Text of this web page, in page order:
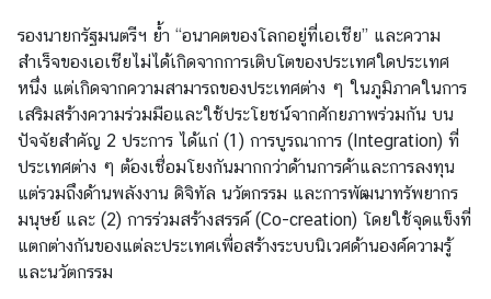
ห
ว่
า
ง
ป
ร
ะ
เ
ท
ศ
รองนายกรัฐมนตรีฯ ย้ำ “อนาคตของโลกอยู่ที่เอเชีย” และความ
สำเร็จของเอเชียไม่ได้เกิดจากการเติบโตของประเทศใดประเทศ
หนึ่ง แต่เกิดจากความสามารถของประเทศต่าง ๆ ในภูมิภาคในการ
เสริมสร้างความร่วมมือและใช้ประโยชน์จากศักยภาพร่วมกัน บน
ปัจจัยสำคัญ 2 ประการ ได้แก่ (1) การบูรณาการ (Integration) ที่
ประเทศต่าง ๆ ต้องเชื่อมโยงกันมากกว่าด้านการค้าและการลงทุน
แต่รวมถึงด้านพลังงาน ดิจิทัล นวัตกรรม และการพัฒนาทรัพยากร
มนุษย์ และ (2) การร่วมสร้างสรรค์ (Co-creation) โดยใช้จุดแข็งที่
แตกต่างกันของแต่ละประเทศเพื่อสร้างระบบนิเวศด้านองค์ความรู้
และนวัตกรรม